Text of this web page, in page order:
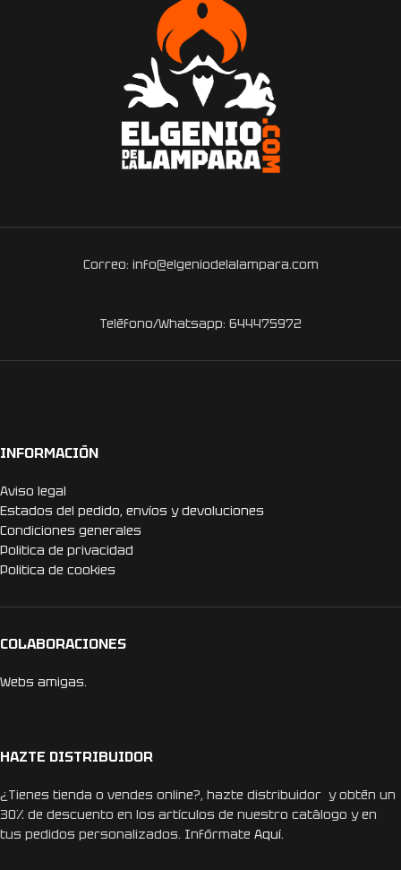
Correo: info@elgeniodelalampara.com
Teléfono/Whatsapp: 644475972
INFORMACIÓN
Aviso legal
Estados del pedido, envíos y devoluciones
Condiciones generales
Politica de privacidad
Politica de cookies
COLABORACIONES
Webs amigas.
HAZTE DISTRIBUIDOR
¿Tienes tienda o vendes online?, hazte distribuidor y obtén un
30% de descuento en los artículos de nuestro catálogo y en
tus pedidos personalizados. Infórmate Aquí.